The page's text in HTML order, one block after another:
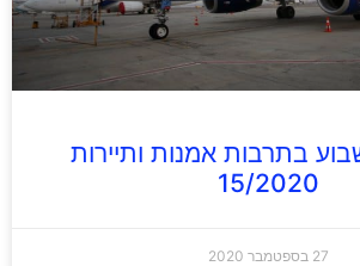
בתרבות אמנות ותיירות
15/2020
27 בספטמבר 2020